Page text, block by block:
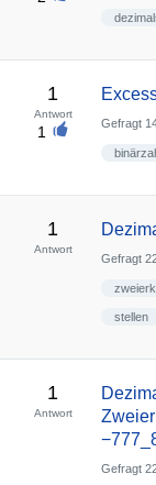
1
Antwort
1 Gefragt
1
Antwort
Gefragt
stellen
1
Antwort
Gefragt